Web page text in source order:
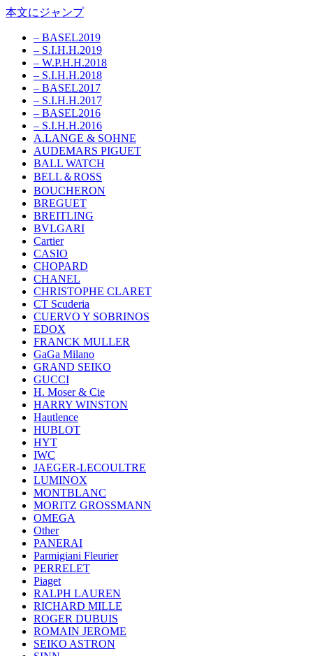
本文にジャンプ
– BASEL2019
– S.I.H.H.2019
– W.P.H.H.2018
– S.I.H.H.2018
– BASEL2017
– S.I.H.H.2017
– BASEL2016
– S.I.H.H.2016
A.LANGE & SOHNE
AUDEMARS PIGUET
BALL WATCH
BELL＆ROSS
BOUCHERON
BREGUET
BREITLING
BVLGARI
Cartier
CASIO
CHOPARD
CHANEL
CHRISTOPHE CLARET
CT Scuderia
CUERVO Y SOBRINOS
EDOX
FRANCK MULLER
GaGa Milano
GRAND SEIKO
GUCCI
H. Moser & Cie
HARRY WINSTON
Hautlence
HUBLOT
HYT
IWC
JAEGER-LECOULTRE
LUMINOX
MONTBLANC
MORITZ GROSSMANN
OMEGA
Other
PANERAI
Parmigiani Fleurier
PERRELET
Piaget
RALPH LAUREN
RICHARD MILLE
ROGER DUBUIS
ROMAIN JEROME
SEIKO ASTRON